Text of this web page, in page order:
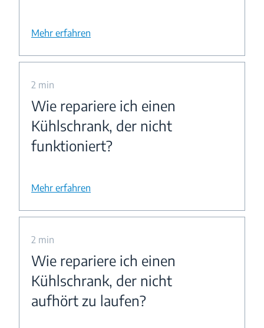
Mehr erfahren
2 min
Wie repariere ich einen
Kühlschrank, der nicht
funktioniert?
Mehr erfahren
2 min
Wie repariere ich einen
Kühlschrank, der nicht
aufhört zu laufen?